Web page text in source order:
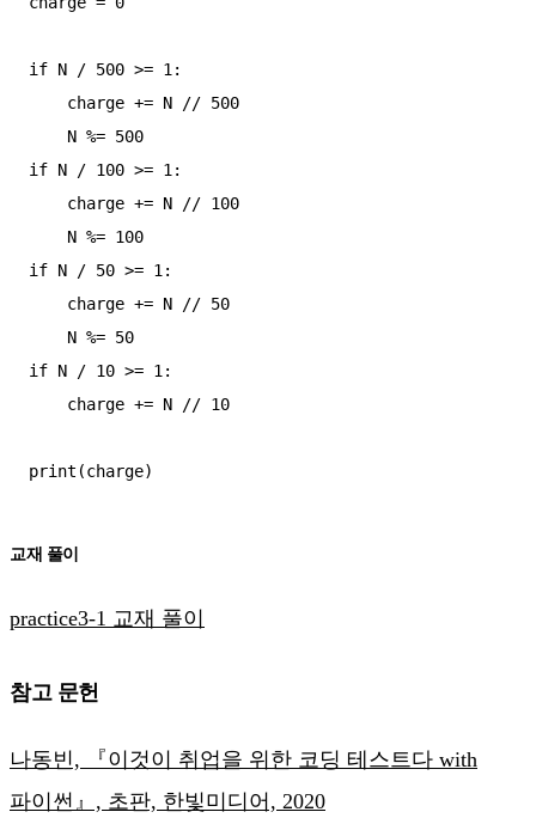
if N / 500 >= 1:
if N / 100 >= 1:
if N / 50 >= 1:
if N / 10 >= 1:
교재 풀이
practice3-1 교재 풀이
참고 문헌
나동빈, 『이것이 취업을 위한 코딩 테스트다 with
파이썬』, 초판, 한빛미디어, 2020